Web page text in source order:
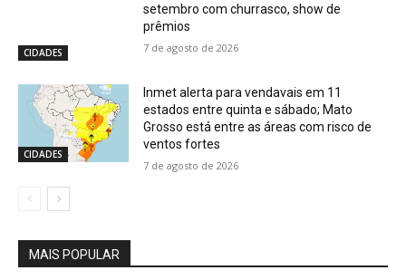
CIDADES
setembro com churrasco, show de
prêmios
7 de agosto de 2026
CIDADES
Inmet alerta para vendavais em 11
estados entre quinta e sábado; Mato
Grosso está entre as áreas com risco de
ventos fortes
7 de agosto de 2026
MAIS POPULAR